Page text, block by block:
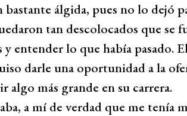
álgida, pues no lo dejó
tan descolocados que se
entender lo que había pasado.
darle una oportunidad a la
algo más grande en su carrera.
a mí de verdad que me tenía